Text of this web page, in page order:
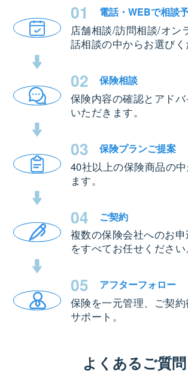
01 電話・WEBで相談
店舗相談/訪問相談/オン
話相談の中からお選びく
02 保険相談
保険内容の確認とアド
いただきます。
03 保険プランご提案
40社以上の保険商品の
ます。
04 ご契約
複数の保険会社へのお
をすべてお任せください
05 アフターフォロー
保険を一元管理、ご契
サポート。
よくあるご質問